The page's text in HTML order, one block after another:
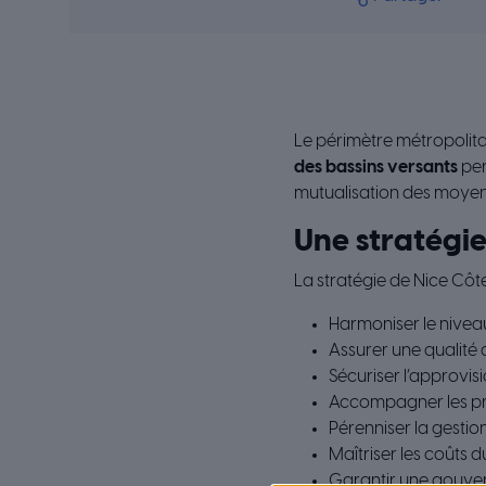
Le périmètre
des bassins versants
mutualisation des
Une
La stratégie de Nice
Harmoniser le
Assurer une qualité
Sécuriser
Accompagner les
Pérenniser la
Maîtriser les coûts
Garantir une